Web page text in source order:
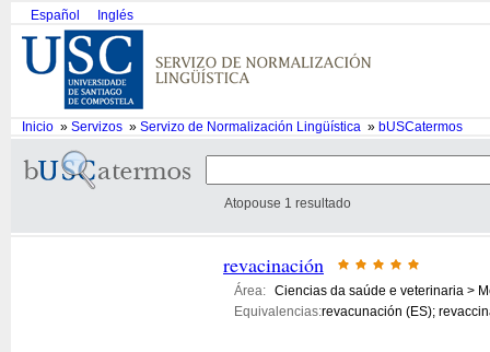
Español Inglés
Inicio » Servizos » Servizo de Normalización Lingüística » bUSCatermos
Atopouse 1 resultado
revacinación
Área: Ciencias da saúde e veterinaria >
Equivalencias:revacunación (ES);